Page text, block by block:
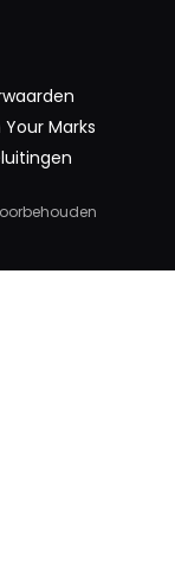
Marks